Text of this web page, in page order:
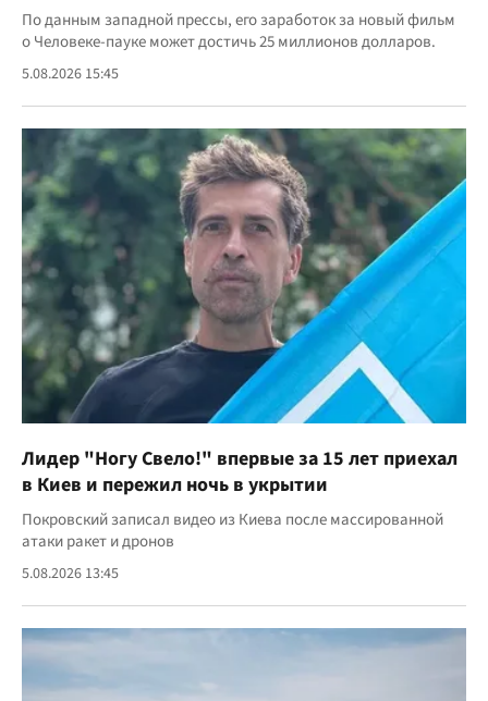
По данным западной прессы, его заработок за новый фильм
о Человеке-пауке может достичь 25 миллионов долларов.
5.08.2026 15:45
Лидер "Ногу Свело!" впервые за 15 лет приехал
в Киев и пережил ночь в укрытии
Покровский записал видео из Киева после массированной
атаки ракет и дронов
5.08.2026 13:45